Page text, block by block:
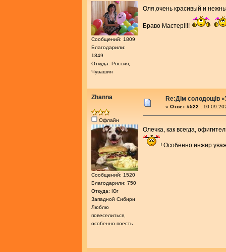
Сообщений: 1809
Благодарили:
1849
Откуда: Россия,
Чувашия
Оля,очень красивый и
Браво Мастер!!!!
Zhanna
Офлайн
Сообщений: 1520
Благодарили: 750
Откуда: Юг
Западной Сибири
Люблю
повеселиться,
особенно поесть
Re:Дім солодощів
« Ответ #522 :
Олечка, как всегда,
! Особенно инжир